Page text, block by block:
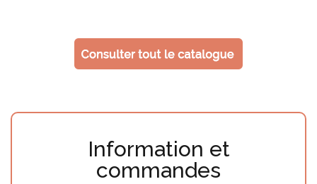
Information et
commandes